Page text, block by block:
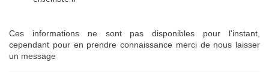
Ces informations ne sont pas disponibles pour l'instant,
cependant pour en prendre connaissance merci de nous laisser
un message